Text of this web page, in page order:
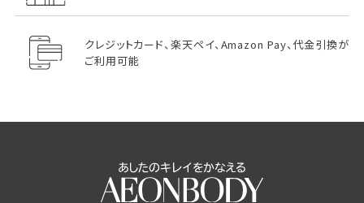
クレジットカード、楽天ペイ、Amazon Pay、代金引換が
ご利用可能